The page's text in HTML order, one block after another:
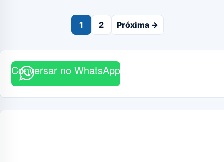
posts
1 2 Próxima →
Conversar no WhatsApp